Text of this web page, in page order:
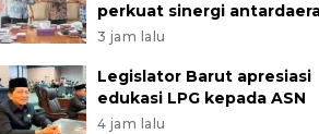
perkuat sinergi
3 jam lalu
Legislator Barut apresiasi
edukasi LPG kepada ASN
4 jam lalu